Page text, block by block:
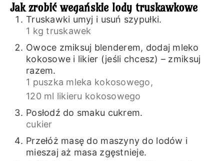
Jak zrobić wegańskie lody truskawkowe
Truskawki umyj i usuń szypułki.
1 kg truskawek
Owoce zmiksuj blenderem, dodaj mleko
kokosowe i likier (jeśli chcesz) – zmiksuj
razem.
1 puszka mleka kokosowego,
120 ml likieru kokosowego
Posłodź do smaku cukrem.
cukier
Przełóż masę do maszyny do lodów i
mieszaj aż masa zgęstnieje.